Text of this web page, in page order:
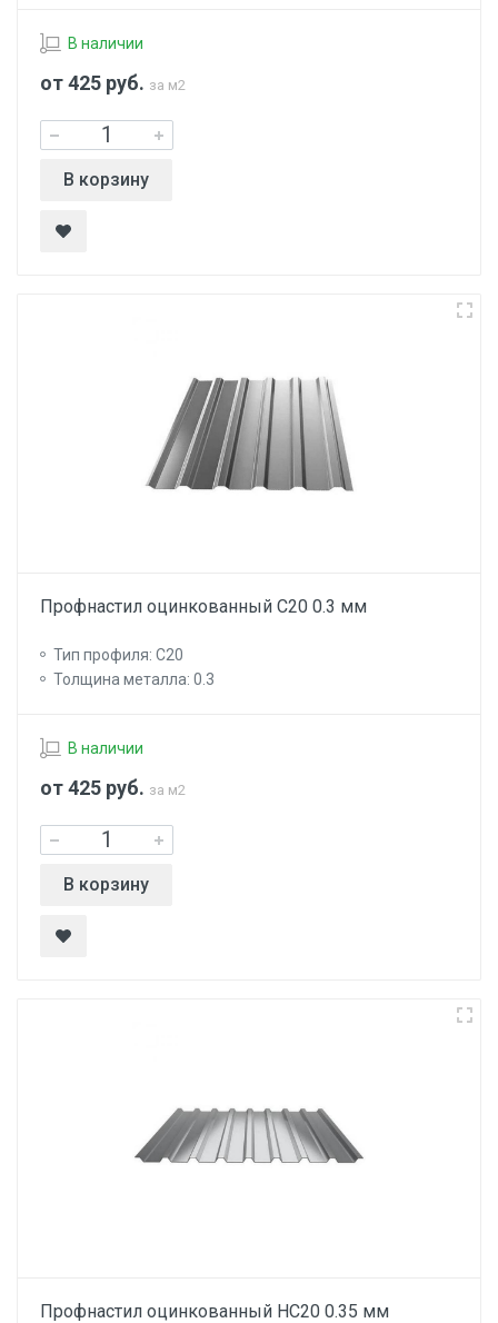
В наличии
от 425 руб. за м2
В корзину
Профнастил оцинкованный С20 0.3 мм
Тип профиля: С20
Толщина металла: 0.3
В наличии
от 425 руб. за м2
В корзину
Профнастил оцинкованный НС20 0.35 мм